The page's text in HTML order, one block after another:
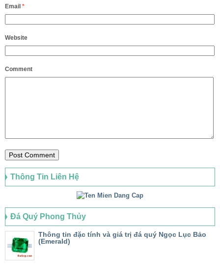
Email *
Website
Comment
Thông Tin Liên Hệ
Đá Quý Phong Thủy
Thông tin đặc tính và giá trị đá quý Ngọc Lục Bảo
(Emerald)